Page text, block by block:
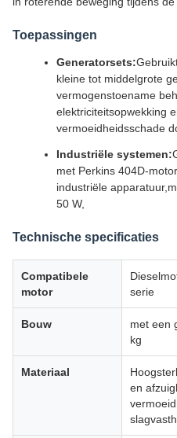
Toepassingen
Generatorsets:
kleine tot middelgrote
vermogenstoename
elektriciteitsopwekking
vermoeidheidsschade
Industriële systemen:
met Perkins 404D-
industriële
50 W,
Technische specificaties
Compatibele
motor
serie
Bouw
met een
kg
Materiaal
en